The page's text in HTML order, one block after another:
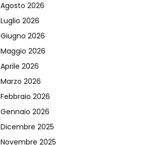
Agosto 2026
Luglio 2026
Giugno 2026
Maggio 2026
Aprile 2026
Marzo 2026
Febbraio 2026
Gennaio 2026
Dicembre 2025
Novembre 2025